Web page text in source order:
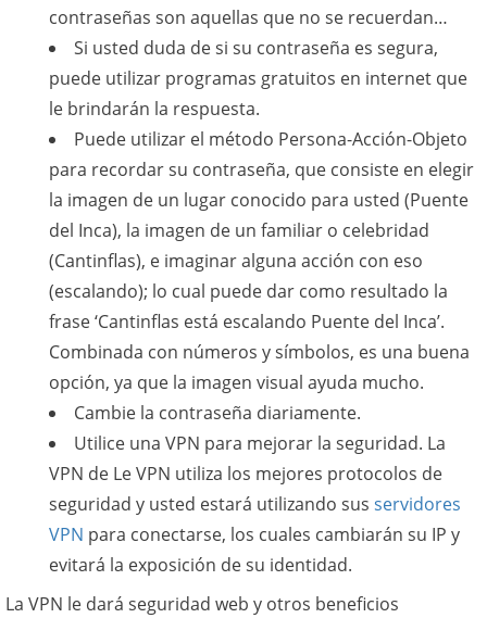
contraseñas son aquellas que no se recuerdan…
Si usted duda de si su contraseña es segura,
puede utilizar programas gratuitos en internet que
le brindarán la respuesta.
Puede utilizar el método Persona-Acción-Objeto
para recordar su contraseña, que consiste en elegir
la imagen de un lugar conocido para usted (Puente
del Inca), la imagen de un familiar o celebridad
(Cantinflas), e imaginar alguna acción con eso
(escalando); lo cual puede dar como resultado la
frase ‘Cantinflas está escalando Puente del Inca’.
Combinada con números y símbolos, es una buena
opción, ya que la imagen visual ayuda mucho.
Cambie la contraseña diariamente.
Utilice una VPN para mejorar la seguridad. La
VPN de Le VPN utiliza los mejores protocolos de
seguridad y usted estará utilizando sus servidores
VPN para conectarse, los cuales cambiarán su IP y
evitará la exposición de su identidad.
La VPN le dará seguridad web y otros beneficios